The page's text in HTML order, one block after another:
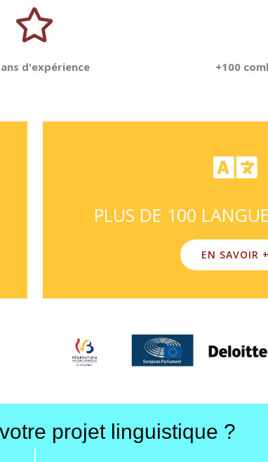
d'expérience +100
PLUS DE 100
EN SAVOIR +
projet linguistique ?